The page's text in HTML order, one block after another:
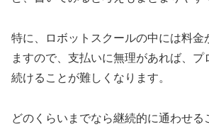
特に、ロボットスクールの中には料金
ますので、支払いに無理があれば、プ
続けることが難しくなります。
どのくらいまでなら継続的に通わせる